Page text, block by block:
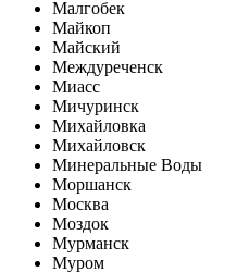
Малгобек
Майкоп
Майский
Междуреченск
Миасс
Мичуринск
Михайловка
Михайловск
Минеральные Воды
Моршанск
Москва
Моздок
Мурманск
Муром